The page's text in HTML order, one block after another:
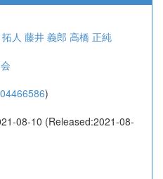
人 藤井 義郎 高橋 正純
)
08-10 (Released:2021-08-